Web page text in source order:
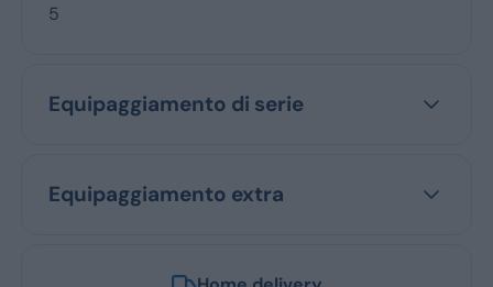
5
Equipaggiamento di serie
Equipaggiamento extra